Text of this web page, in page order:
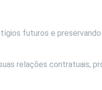
futuros e
relações contratuais,